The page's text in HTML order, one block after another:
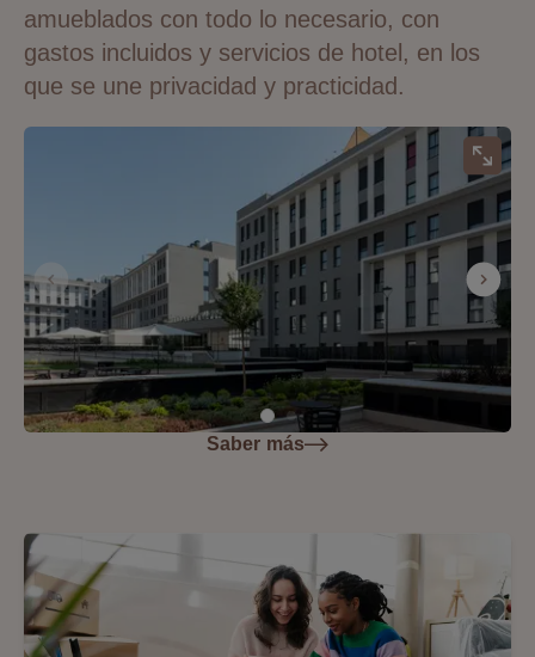
amueblados con todo lo necesario, con
gastos incluidos y servicios de hotel, en los
que se une privacidad y practicidad.
Saber más